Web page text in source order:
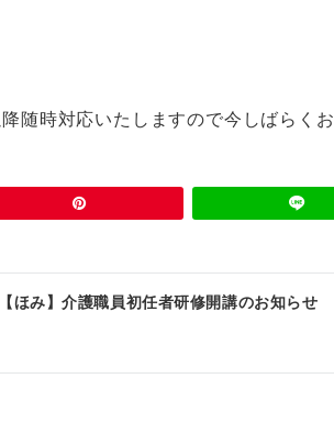
時対応いたしますので今しばらくお
【ほみ】介護職員初任者研修開講のお知らせ